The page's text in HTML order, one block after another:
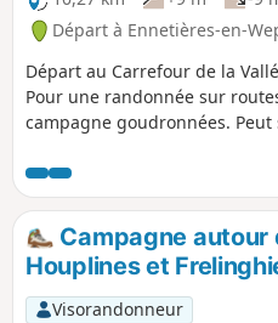
Départ à Ennetières-en-
Départ au Carrefour de la
Pour une randonnée sur
campagne goudronnées.
Campagne autour
Houplines et
Visorandonneur